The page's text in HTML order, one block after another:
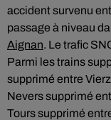
accident survenu
passage à niveau
Aignan. Le trafic
Parmi les trains
supprimé entre
Nevers supprimé
Tours supprimé